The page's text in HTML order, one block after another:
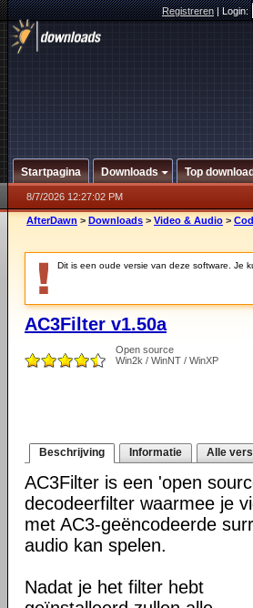
Registreren|Login:
Startpagina Downloads Top
8/7/2026 12:27:02 PM
AfterDawn > Downloads > Video & Audio >
Dit is een oude versie van deze software. Je
AC3Filter v1.50a
Open source
Win2k / WinNT / WinXP
Beschrijving Informatie Alle
AC3Filter is een 'open
decodeerfilter waarmee je
met AC3-geëncodeerde
audio kan spelen.
Nadat je het filter hebt